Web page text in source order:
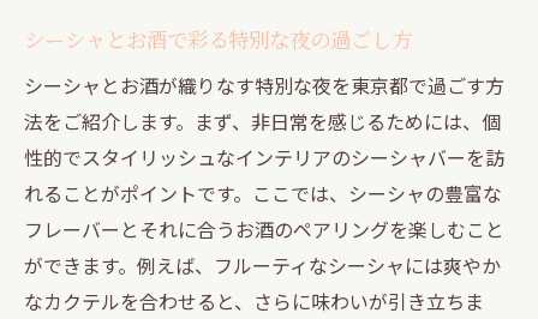
シーシャとお酒で彩る特別な夜の過ごし方
シーシャとお酒が織りなす特別な夜を東京都で過ごす方
法をご紹介します。まず、非日常を感じるためには、個
性的でスタイリッシュなインテリアのシーシャバーを訪
れることがポイントです。ここでは、シーシャの豊富な
フレーバーとそれに合うお酒のペアリングを楽しむこと
ができます。例えば、フルーティなシーシャには爽やか
なカクテルを合わせると、さらに味わいが引き立ちま